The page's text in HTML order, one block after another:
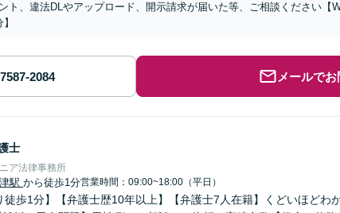
ト、違法DLやアップロード、開示請求が届いた等、ご相談ください【
メールで
士
ア法律事務所
津駅 から徒歩1分営業時間：09:00~18:00（平日）
徒歩1分】【弁護士歴10年以上】【弁護士7人在籍】くどいほどわ